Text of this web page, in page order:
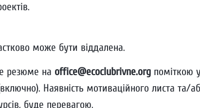
може бути віддалена.
резюме на office@ecoclubrivne.org поміткою
Наявність мотиваційного листа та/
буде перевагою.